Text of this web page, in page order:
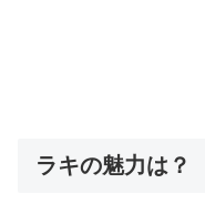
ラキの魅力は？